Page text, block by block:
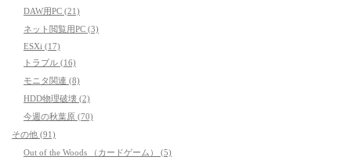
DAW用PC (21)
ネット閲覧用PC (3)
ESXi (17)
トラブル (16)
モニタ関連 (8)
HDD物理破壊 (2)
今週の秋葉原 (70)
その他 (91)
Out of the Woods （カードゲーム） (5)